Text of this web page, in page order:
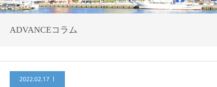
ADVANCEコラム
2022.02.17